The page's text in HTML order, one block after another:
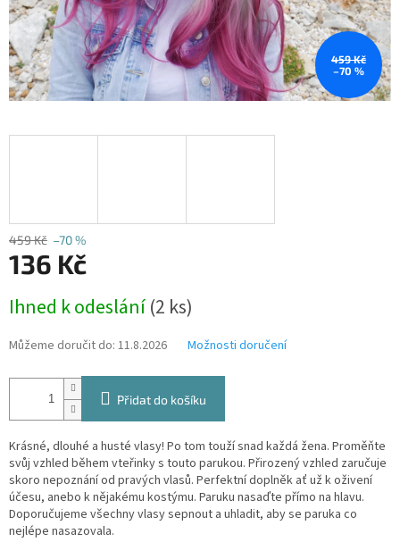
459 Kč
–70 %
459 Kč –70 %
136 Kč
cena:
Ihned k odeslání(2 ks)
Můžeme doručit do: 11.8.2026 Možnosti doručení
Přidat do košíku
Krásné, dlouhé a husté vlasy! Po tom touží snad každá žena. Proměňte
svůj vzhled během vteřinky s touto parukou. Přirozený vzhled zaručuje
skoro nepoznání od pravých vlasů. Perfektní doplněk ať už k oživení
účesu, anebo k nějakému kostýmu. Paruku nasaďte přímo na hlavu.
Doporučujeme všechny vlasy sepnout a uhladit, aby se paruka co
nejlépe nasazovala.